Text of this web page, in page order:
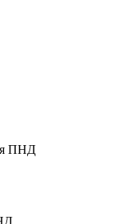
ПНД